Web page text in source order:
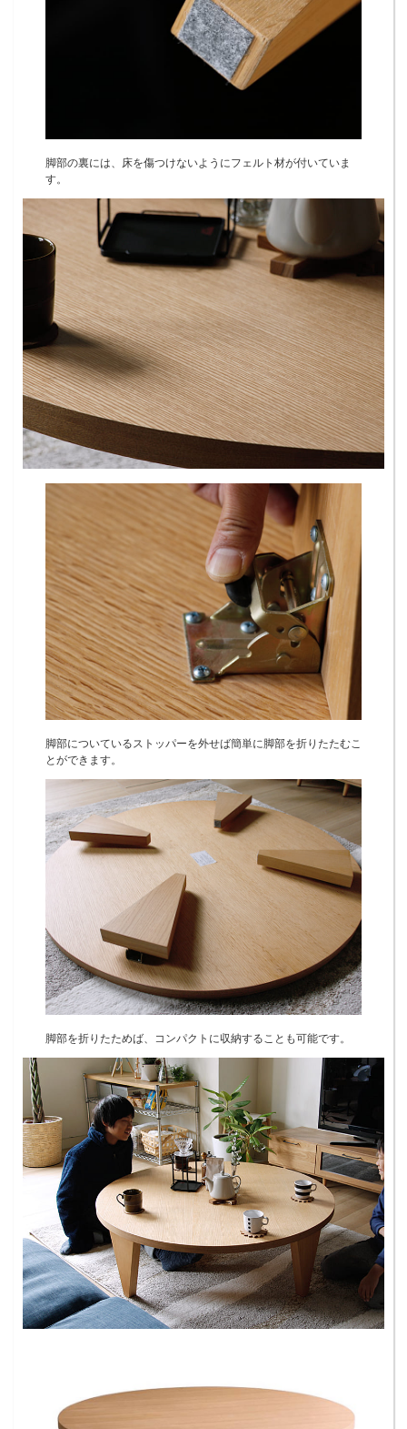
脚部の裏には、床を傷つけないようにフェルト材が付いていま
す。
脚部についているストッパーを外せば簡単に脚部を折りたたむこ
とができます。
脚部を折りたためば、コンパクトに収納することも可能です。